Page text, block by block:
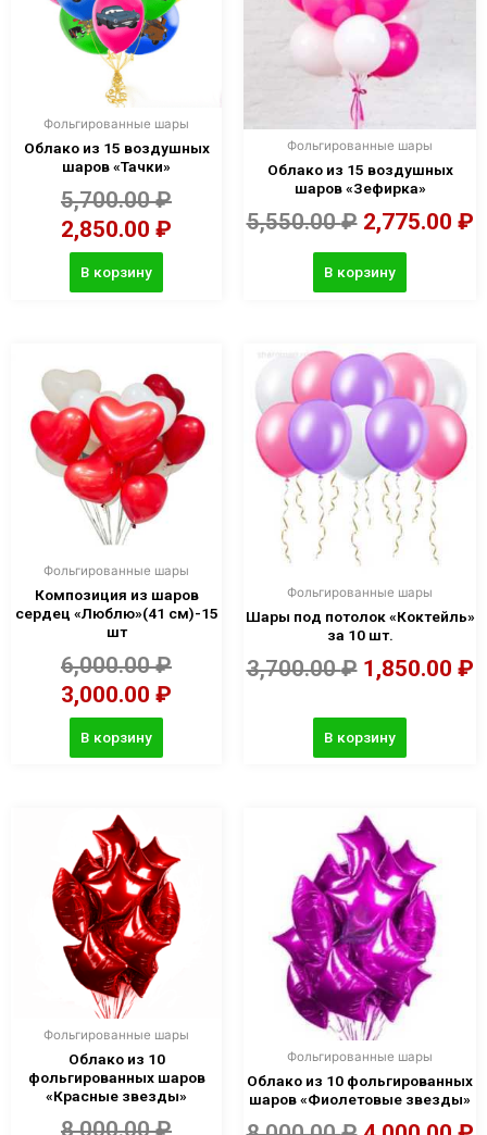
Фольгированные шары
Облако из 15 воздушных
шаров «Тачки»
5,700.00₽
2,850.00 ₽
В корзину
Фольгированные шары
Облако из 15 воздушных
шаров «Зефирка»
5,550.00₽ 2,775.00 ₽
В корзину
Фольгированные шары
Композиция из шаров
сердец «Люблю»(41 см)-15
шт
6,000.00₽
3,000.00 ₽
В корзину
Фольгированные шары
Шары под потолок «Коктейль»
за 10 шт.
3,700.00₽ 1,850.00 ₽
В корзину
Фольгированные шары
Облако из 10
фольгированных шаров
«Красные звезды»
8,000.00₽
Фольгированные шары
Облако из 10 фольгированных
шаров «Фиолетовые звезды»